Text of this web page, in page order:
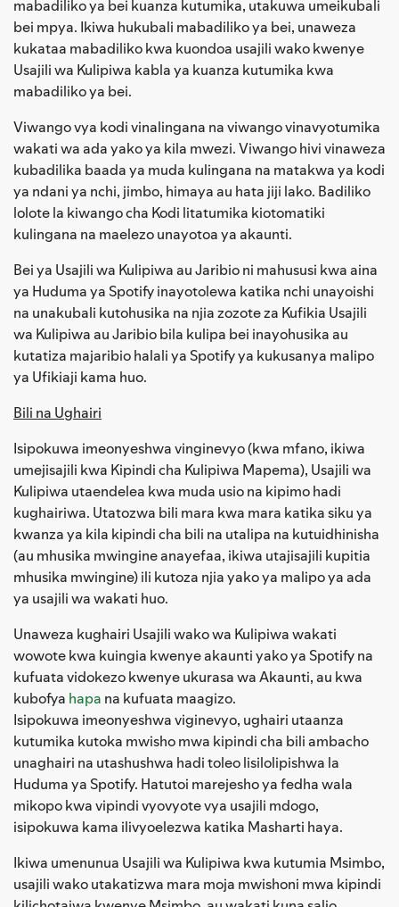
mabadiliko ya bei kuanza kutumika, utakuwa umeikubali
bei mpya. Ikiwa hukubali mabadiliko ya bei, unaweza
kukataa mabadiliko kwa kuondoa usajili wako kwenye
Usajili wa Kulipiwa kabla ya kuanza kutumika kwa
mabadiliko ya bei.
Viwango vya kodi vinalingana na viwango vinavyotumika
wakati wa ada yako ya kila mwezi. Viwango hivi vinaweza
kubadilika baada ya muda kulingana na matakwa ya kodi
ya ndani ya nchi, jimbo, himaya au hata jiji lako. Badiliko
lolote la kiwango cha Kodi litatumika kiotomatiki
kulingana na maelezo unayotoa ya akaunti.
Bei ya Usajili wa Kulipiwa au Jaribio ni mahususi kwa aina
ya Huduma ya Spotify inayotolewa katika nchi unayoishi
na unakubali kutohusika na njia zozote za Kufikia Usajili
wa Kulipiwa au Jaribio bila kulipa bei inayohusika au
kutatiza majaribio halali ya Spotify ya kukusanya malipo
ya Ufikiaji kama huo.
Bili na Ughairi
Isipokuwa imeonyeshwa vinginevyo (kwa mfano, ikiwa
umejisajili kwa Kipindi cha Kulipiwa Mapema), Usajili wa
Kulipiwa utaendelea kwa muda usio na kipimo hadi
kughairiwa. Utatozwa bili mara kwa mara katika siku ya
kwanza ya kila kipindi cha bili na utalipa na kutuidhinisha
(au mhusika mwingine anayefaa, ikiwa utajisajili kupitia
mhusika mwingine) ili kutoza njia yako ya malipo ya ada
ya usajili wa wakati huo.
Unaweza kughairi Usajili wako wa Kulipiwa wakati
wowote kwa kuingia kwenye akaunti yako ya Spotify na
kufuata vidokezo kwenye ukurasa wa Akaunti, au kwa
kubofya hapa na kufuata maagizo.
Isipokuwa imeonyeshwa viginevyo, ughairi utaanza
kutumika kutoka mwisho mwa kipindi cha bili ambacho
unaghairi na utashushwa hadi toleo lisilolipishwa la
Huduma ya Spotify. Hatutoi marejesho ya fedha wala
mikopo kwa vipindi vyovyote vya usajili mdogo,
isipokuwa kama ilivyoelezwa katika Masharti haya.
Ikiwa umenunua Usajili wa Kulipiwa kwa kutumia Msimbo,
usajili wako utakatizwa mara moja mwishoni mwa kipindi